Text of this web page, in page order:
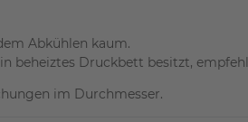
Abkühlen kaum.
beheiztes Druckbett besitzt,
im Durchmesser.